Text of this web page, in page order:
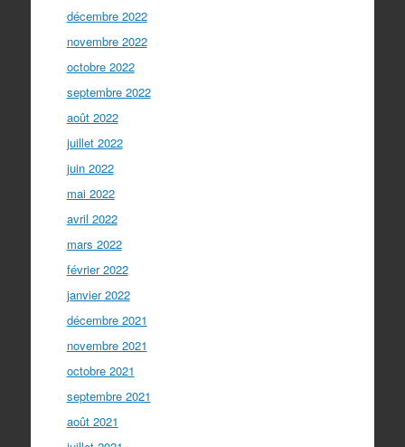
décembre 2022
novembre 2022
octobre 2022
septembre 2022
août 2022
juillet 2022
juin 2022
mai 2022
avril 2022
mars 2022
février 2022
janvier 2022
décembre 2021
novembre 2021
octobre 2021
septembre 2021
août 2021